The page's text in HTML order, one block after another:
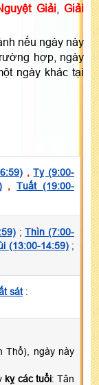
Giải,Giải
nếu ngày này
hợp, ngày
ngày khác tại
,Tỵ (9:00-
,Tuất (19:00-
;Thìn (7:00-
(13:00-14:59);
sát:
Thổ), ngày này
kỵ các tuổi: Tân